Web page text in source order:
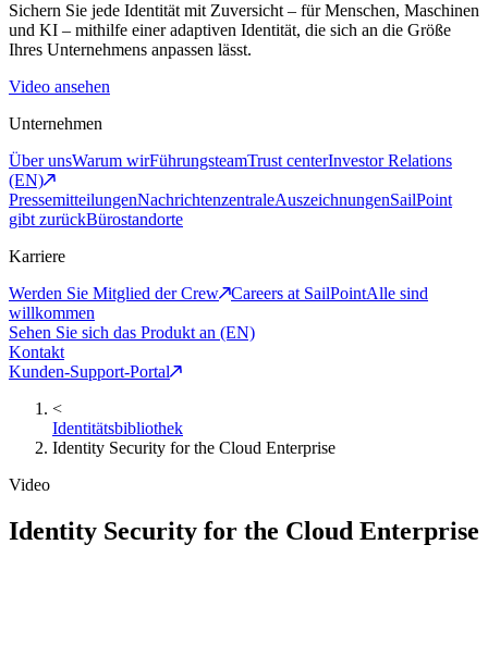
Sichern Sie jede Identität mit Zuversicht – für Menschen, Maschinen
und KI – mithilfe einer adaptiven Identität, die sich an die Größe
Ihres Unternehmens anpassen lässt.
Video ansehen
Unternehmen
Über unsWarum wirFührungsteamTrust centerInvestor Relations
(EN)
PressemitteilungenNachrichtenzentraleAuszeichnungenSailPoint
gibt zurückBürostandorte
Karriere
Werden Sie Mitglied der Crew
Careers at SailPointAlle sind
willkommen
Sehen Sie sich das Produkt an (EN)
Kontakt
Kunden-Support-Portal
<
Identitätsbibliothek
Identity Security for the Cloud Enterprise
Video
Identity Security for the Cloud Enterprise